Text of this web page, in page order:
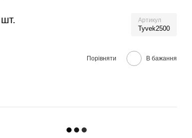
Артикул
Tyvek2500
Порівняти В бажання